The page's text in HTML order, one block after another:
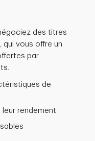
des titres
qui vous offre un
par
de
rendement